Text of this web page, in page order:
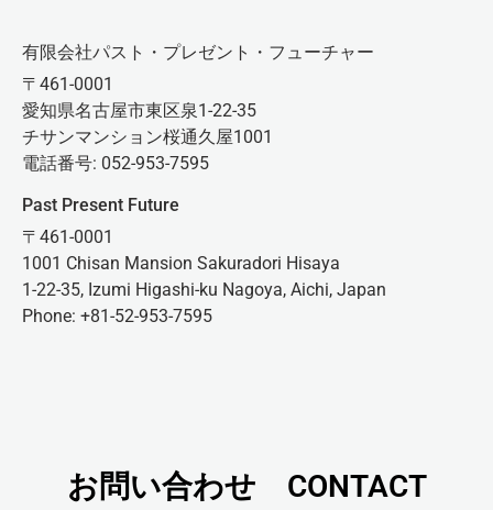
有限会社パスト・プレゼント・フューチャー
〒461-0001
愛知県名古屋市東区泉1-22-35
チサンマンション桜通久屋1001
電話番号: 052-953-7595
Past Present Future
〒461-0001
1001 Chisan Mansion Sakuradori Hisaya
1-22-35, Izumi Higashi-ku Nagoya, Aichi, Japan
Phone: +81-52-953-7595
お問い合わせ CONTACT